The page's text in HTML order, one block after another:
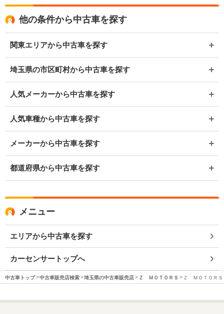
他の条件から中古車を探す
関東エリアから中古車を探す
埼玉県の市区町村から中古車を探す
人気メーカーから中古車を探す
人気車種から中古車を探す
メーカーから中古車を探す
都道府県から中古車を探す
メニュー
エリアから中古車を探す
カーセンサートップへ
中古車トップ 中古車販売店検索 埼玉県の中古車販売店 Ｚ ＭＯＴＯＲＳ Ｚ ＭＯＴＯＲＳ